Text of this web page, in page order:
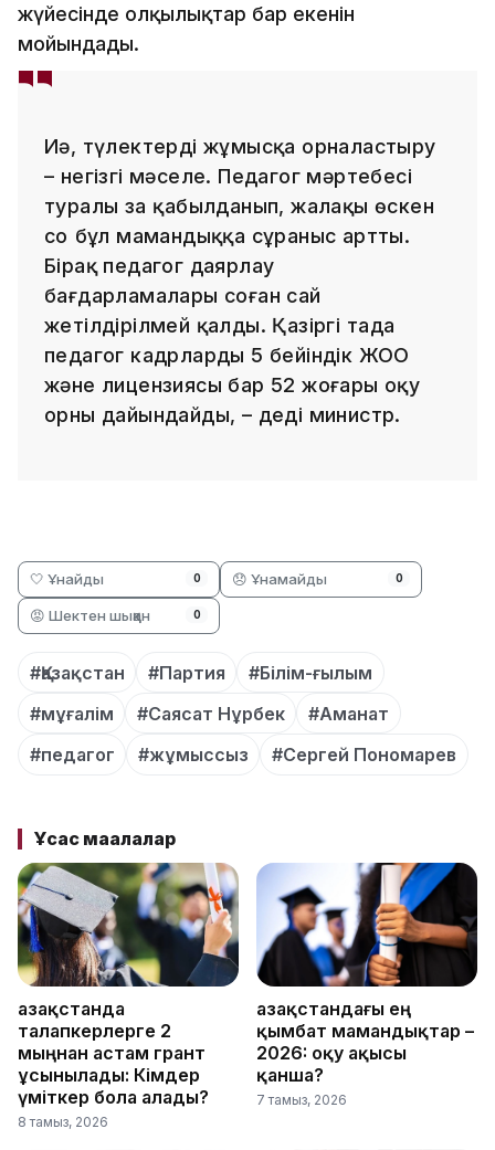
жүйесінде олқылықтар бар екенін
мойындады.
Иә, түлектерді жұмысқа орналастыру
– негізгі мәселе. Педагог мәртебесі
туралы заң қабылданып, жалақы өскен
соң бұл мамандыққа сұраныс артты.
Бірақ педагог даярлау
бағдарламалары соған сай
жетілдірілмей қалды. Қазіргі таңда
педагог кадрларды 5 бейіндік ЖОО
және лицензиясы бар 52 жоғары оқу
орны дайындайды, – деді министр.
🤍 Ұнайды 0 😞 Ұнамайды 0
😡 Шектен шыққан 0
#Қазақстан #Партия
#Білім-ғылым
#мұғалім
#Саясат Нұрбек
#Аманат
#педагог
#жұмыссыз #Сергей Пономарев
Ұқсас мақалалар
Қазақстанда
талапкерлерге 2
мыңнан астам грант
ұсынылады: Кімдер
үміткер бола алады?
8 тамыз, 2026
Қазақстандағы ең
қымбат мамандықтар –
2026: оқу ақысы
қанша?
7 тамыз, 2026